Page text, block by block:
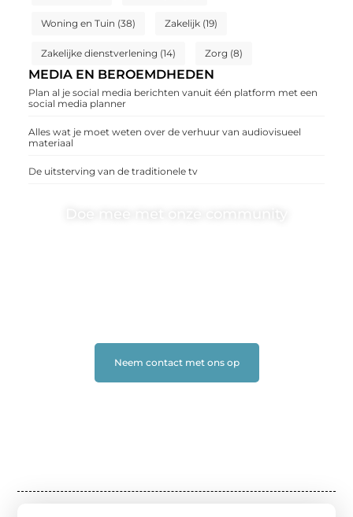
Woning en Tuin (38) Zakelijk(19)
Zakelijke dienstverlening (14) Zorg (8)
MEDIA EN BEROEMDHEDEN
Plan al je social media berichten vanuit één platform met een
social media planner
Alles wat je moet weten over de verhuur van audiovisueel
materiaal
De uitsterving van de traditionele tv
Neem contact met ons op